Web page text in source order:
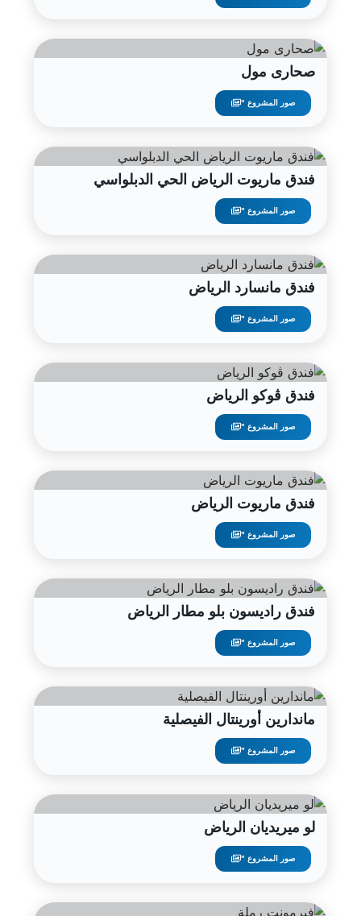
صحارى مول
صور المشروع "
فندق ماريوت الرياض الحي الدبلواسي
صور المشروع "
فندق مانسارد الرياض
صور المشروع "
فندق ڤوكو الرياض
صور المشروع "
فندق ماريوت الرياض
صور المشروع "
فندق راديسون بلو مطار الرياض
صور المشروع "
ماندارين أورينتال الفيصلية
صور المشروع "
لو ميريديان الرياض
صور المشروع "